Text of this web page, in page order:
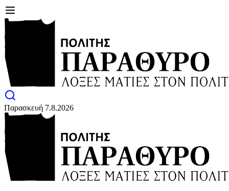
Παρασκευή 7.8.2026